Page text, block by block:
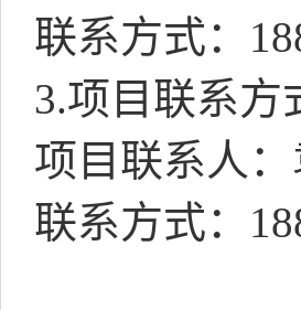
联系方式：
3.项目联系方
项目联系人
联系方式：